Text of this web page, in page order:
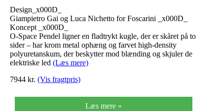
Foscarini
Design_x000D_
Giampietro Gai og Luca Nichetto for Foscarini _x000D_
Koncept _x000D_
O-Space Pendel ligner en fladtrykt kugle, der er skåret på to
sider – har krom metal ophæng og farvet high-density
polyuretanskum, der beskytter mod blænding og skjuler de
elektriske led (Læs mere)
7944 kr. (Vis fragtpris)
Læs mere »